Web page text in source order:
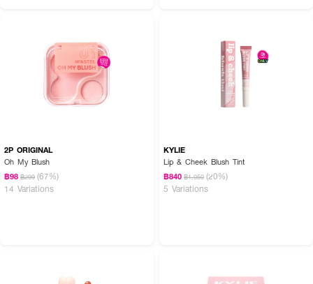
2P ORIGINAL
Oh My Blush
฿98 ฿299 (67%)
14 Variations
KYLIE
Lip & Cheek Blush Tint
฿840 ฿1,050 (20%)
5 Variations